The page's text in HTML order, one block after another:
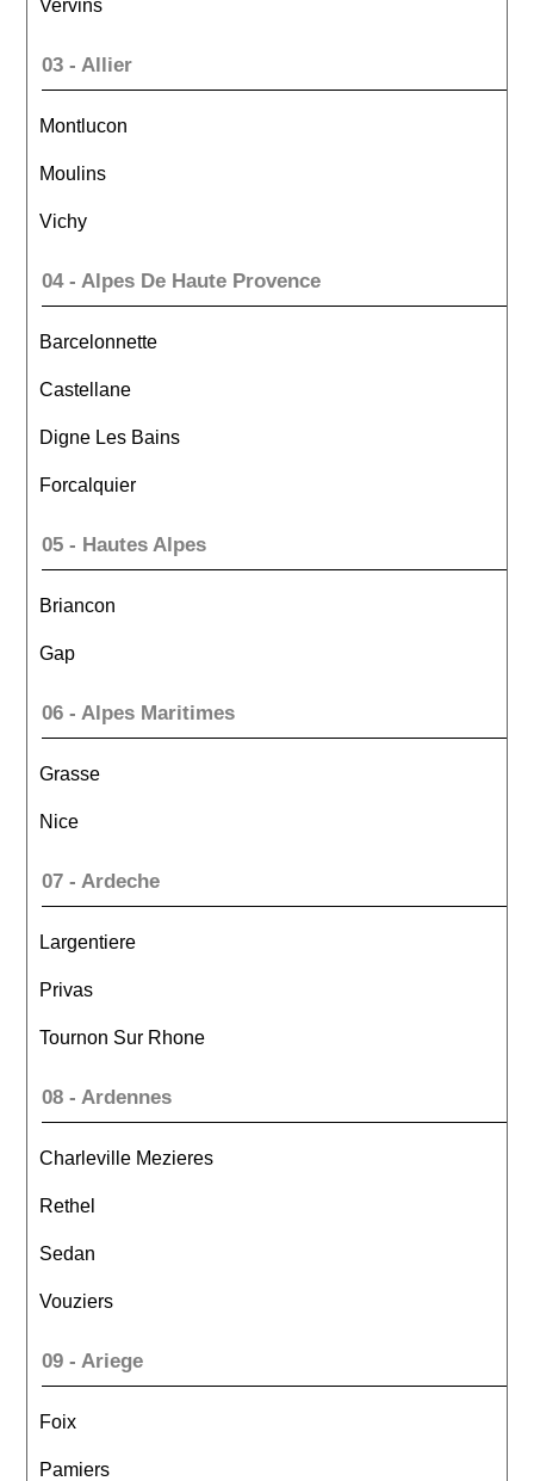
Vervins
03 - Allier
Montlucon
Moulins
Vichy
04 - Alpes De Haute Provence
Barcelonnette
Castellane
Digne Les Bains
Forcalquier
05 - Hautes Alpes
Briancon
Gap
06 - Alpes Maritimes
Grasse
Nice
07 - Ardeche
Largentiere
Privas
Tournon Sur Rhone
08 - Ardennes
Charleville Mezieres
Rethel
Sedan
Vouziers
09 - Ariege
Foix
Pamiers